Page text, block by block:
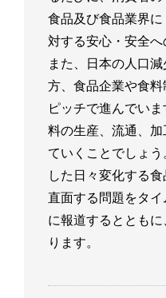
食品及び食品業界に
対する安心・安全へ
また、日本の人口
方、食品企業や食
ピッチで進んでい
料の生産、流通、
ていくことでしょ
した日々変化する
直面する問題をタ
に報道するととも
ります。